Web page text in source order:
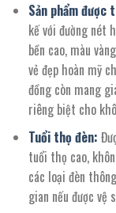
Sản phẩm
kế với đường nét
bền cao, màu
vẻ đẹp hoàn mỹ
đồng còn mang
riêng biệt cho
Tuổi thọ đèn:
tuổi thọ cao,
các loại đèn
gian nếu được vệ